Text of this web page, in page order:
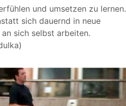
und umsetzen zu lernen.
sich dauernd in neue
sich selbst arbeiten.